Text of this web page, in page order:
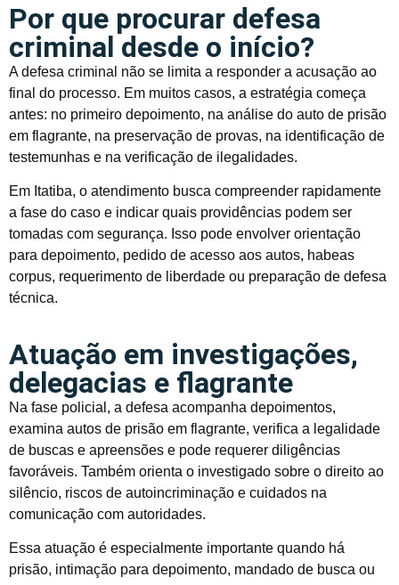
Por que procurar defesa
criminal desde o início?
A defesa criminal não se limita a responder a acusação ao
final do processo. Em muitos casos, a estratégia começa
antes: no primeiro depoimento, na análise do auto de prisão
em flagrante, na preservação de provas, na identificação de
testemunhas e na verificação de ilegalidades.
Em Itatiba, o atendimento busca compreender rapidamente
a fase do caso e indicar quais providências podem ser
tomadas com segurança. Isso pode envolver orientação
para depoimento, pedido de acesso aos autos, habeas
corpus, requerimento de liberdade ou preparação de defesa
técnica.
Atuação em investigações,
delegacias e flagrante
Na fase policial, a defesa acompanha depoimentos,
examina autos de prisão em flagrante, verifica a legalidade
de buscas e apreensões e pode requerer diligências
favoráveis. Também orienta o investigado sobre o direito ao
silêncio, riscos de autoincriminação e cuidados na
comunicação com autoridades.
Essa atuação é especialmente importante quando há
prisão, intimação para depoimento, mandado de busca ou